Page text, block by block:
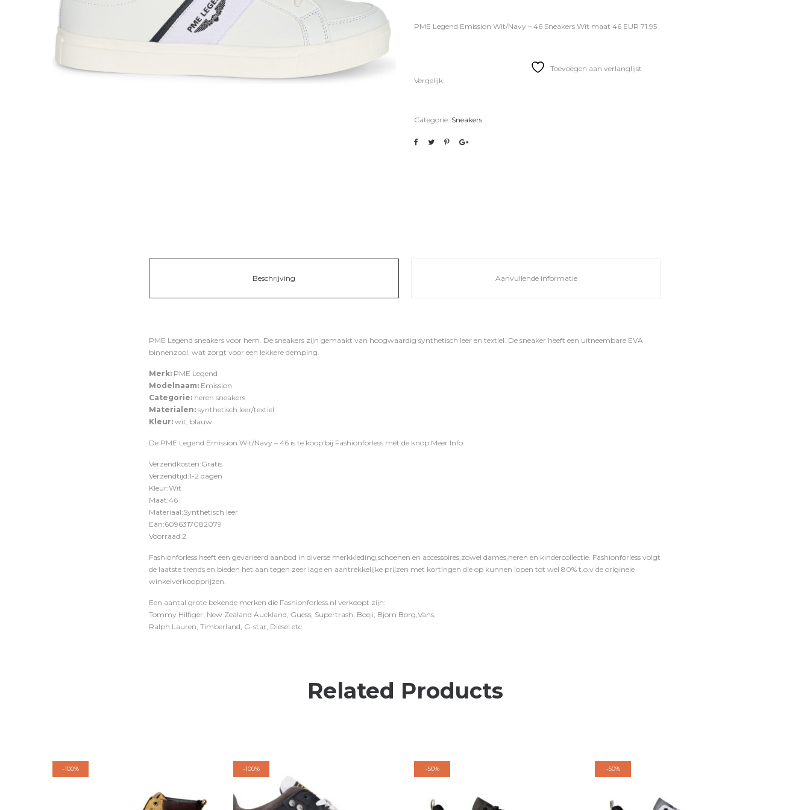
PME Legend Emission Wit/Navy – 46 Sneakers Wit maat 46 EUR 71.95
Toevoegen aan verlanglijst
Vergelijk
Categorie: Sneakers
Beschrijving Aanvullende informatie
PME Legend sneakers voor hem. De sneakers zijn gemaakt van hoogwaardig synthetisch leer en textiel. De sneaker heeft een uitneembare EVA
binnenzool, wat zorgt voor een lekkere demping.
Merk: PME Legend
Modelnaam: Emission
Categorie: heren sneakers
Materialen: synthetisch leer/textiel
Kleur: wit, blauw
De PME Legend Emission Wit/Navy – 46 is te koop bij Fashionforless met de knop Meer Info.
Verzendkosten:Gratis
Verzendtijd:1-2 dagen
Kleur:Wit
Maat:46
Materiaal:Synthetisch leer
Ean:6096317082079
Voorraad:2
Fashionforless heeft een gevarieerd aanbod in diverse merkkleding,schoenen en accessoires,zowel dames,heren en kindercollectie. Fashionforless volgt
de laatste trends en bieden het aan tegen zeer lage en aantrekkelijke prijzen met kortingen die op kunnen lopen tot wel 80% t.o.v de originele
winkelverkoopprijzen.
Een aantal grote bekende merken die Fashionforless.nl verkoopt zijn:
Tommy Hilfiger, New Zealand Auckland, Guess, Supertrash, Boeji, Bjorn Borg,Vans,
Ralph Lauren, Timberland, G-star, Diesel etc.
Related Products
-100% -100% -50% -50%